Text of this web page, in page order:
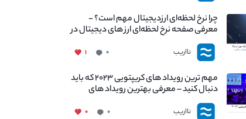
چرا نرخ لحظه‌ای ارزدیجیتال مهم است؟ -
معرفی صفحه نرخ لحظه‌ای ارز های دیجیتال در
نااریب
نااریب ۰ ۱
مهم ترین رویداد های کریپتویی ۲۰۲۳ که باید
دنبال کنید – معرفی بهترین رویداد های
جهانی
نااریب ۰ ۰